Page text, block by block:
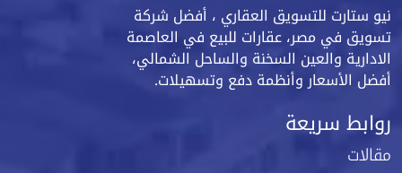
نيو ستارت للتسويق العقاري ، أفضل شركة
تسويق في مصر، عقارات للبيع في العاصمة
الادارية والعين السخنة والساحل الشمالي،
أفضل الأسعار وأنظمة دفع وتسهيلات.
روابط سريعة
مقالات